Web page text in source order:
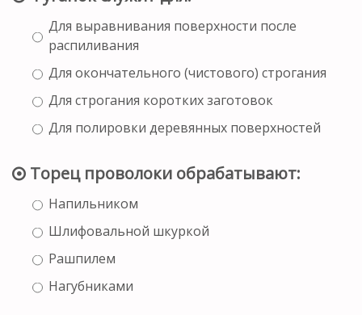
Для выравнивания поверхности после
распиливания
Для окончательного (чистового) строгания
Для строгания коротких заготовок
Для полировки деревянных поверхностей
Торец проволоки обрабатывают:
Напильником
Шлифовальной шкуркой
Рашпилем
Нагубниками